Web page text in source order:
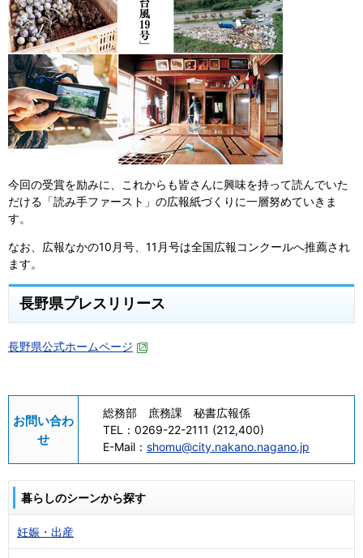
今回の受賞を励みに、これからも皆さんに興味を持って読んでいた
だける「読み手ファースト」の広報紙づくりに一層努めていきま
す。
なお、広報なかの10月号、11月号は全国広報コンクールへ推薦され
ます。
長野県プレスリリース
長野県公式ホームページ
お問い合わ
せ
総務部 庶務課 秘書広報係
TEL： 0269-22-2111 (212,400)
E-Mail： shomu@city.nakano.nagano.jp
暮らしのシーンから探す
妊娠・出産